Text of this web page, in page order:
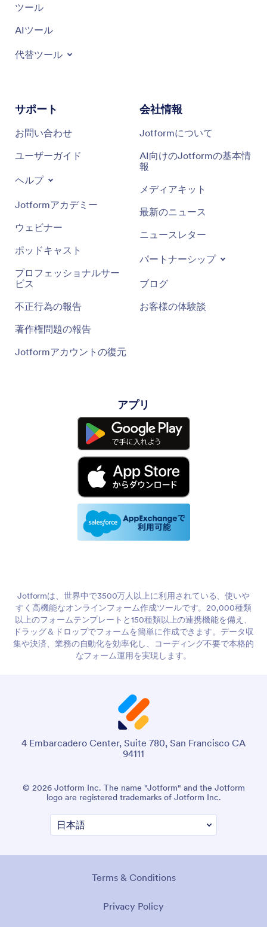
ツール
AIツール
代替ツール
サポート
お問い合わせ
ユーザーガイド
ヘルプ
Jotformアカデミー
ウェビナー
ポッドキャスト
プロフェッショナルサー
ビス
不正行為の報告
著作権問題の報告
Jotformアカウントの復元
会社情報
Jotformについて
AI向けのJotformの基本情
報
メディアキット
最新のニュース
ニュースレター
パートナーシップ
ブログ
お客様の体験談
アプリ
Jotformは、世界中で3500万人以上に利用されている、使いや
すく高機能なオンラインフォーム作成ツールです。20,000種類
以上のフォームテンプレートと150種類以上の連携機能を備え、
ドラッグ＆ドロップでフォームを簡単に作成できます。データ収
集や決済、業務の自動化を効率化し、コーディング不要で本格的
なフォーム運用を実現します。
4 Embarcadero Center, Suite 780, San Francisco CA
94111
© 2026 Jotform Inc. The name "Jotform" and the Jotform
logo are registered trademarks of Jotform Inc.
Terms & Conditions
Privacy Policy